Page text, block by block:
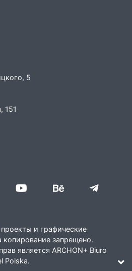
5
151
и графические
запрещено.
является ARCHON+ Biuro
Polska.